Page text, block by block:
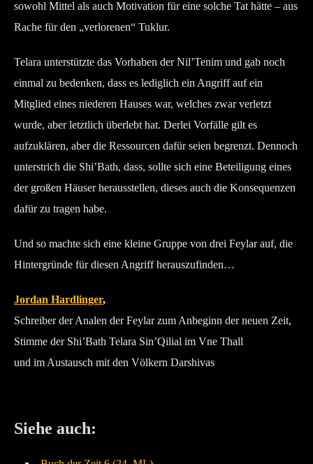
sowohl Mittel als auch Motivation für eine solche Tat hätte – aus
Rache für den „verlorenen“ Tuklur.
Telara unterstützte das Vorhaben der Nil’Tenim und gab noch
einmal zu bedenken, dass es lediglich ein Angriff auf ein
Mitglied eines niederen Hauses war, welches zwar verletzt
wurde, aber letztlich überlebt hat. Derlei Vorfälle gilt es
aufzuklären, aber die Ressourcen dafür seien begrenzt. Dennoch
unterstrich die Shi’Bath, dass, sollte sich eine Beteiligung eines
der großen Häuser herausstellen, dieses auch die Konsequenzen
dafür zu tragen habe.
Und so machte sich eine kleine Gruppe von drei Feylar auf, die
Hintergründe für diesen Angriff herauszufinden…
Jordan Hardlinger,
Schreiber der Analen der Feylar zum Anbeginn der neuen Zeit,
Stimme der Shi’Bath Telara Sin’Qilial im Vne Thall
und im Austausch mit den Völkern Darshivas
Siehe auch: